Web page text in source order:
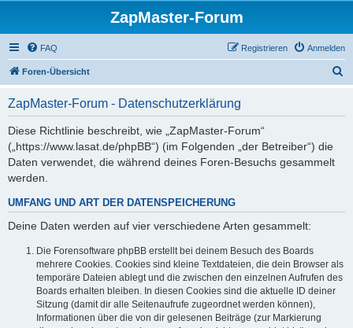
ZapMaster-Forum
FAQ Anmelden
Registrieren
Foren-Übersicht
ZapMaster-Forum - Datenschutzerklärung
Diese Richtlinie beschreibt, wie „ZapMaster-Forum“
(„https://www.lasat.de/phpBB“) (im Folgenden „der Betreiber“) die
Daten verwendet, die während deines Foren-Besuchs gesammelt
werden.
UMFANG UND ART DER DATENSPEICHERUNG
Deine Daten werden auf vier verschiedene Arten gesammelt:
Die Forensoftware phpBB erstellt bei deinem Besuch des Boards
mehrere Cookies. Cookies sind kleine Textdateien, die dein Browser als
temporäre Dateien ablegt und die zwischen den einzelnen Aufrufen des
Boards erhalten bleiben. In diesen Cookies sind die aktuelle ID deiner
Sitzung (damit dir alle Seitenaufrufe zugeordnet werden können),
Informationen über die von dir gelesenen Beiträge (zur Markierung